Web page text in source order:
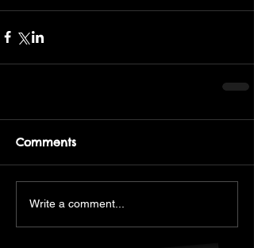
Comments
Write a comment...